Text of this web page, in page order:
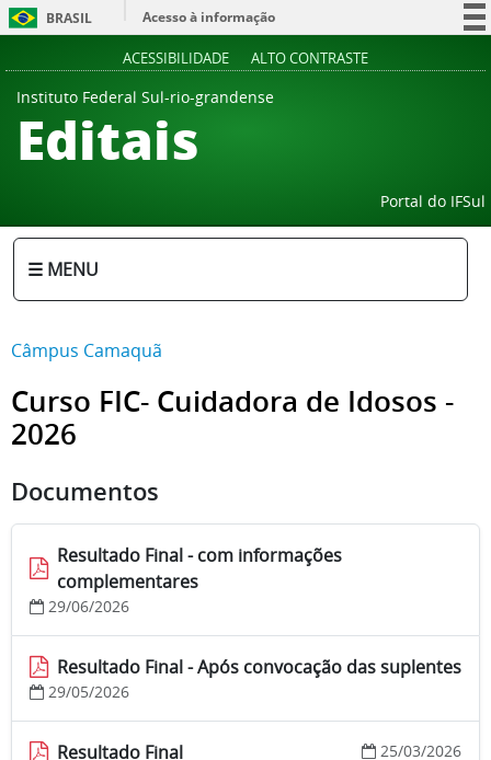
BRASIL
Acesso à informação
ACESSIBILIDADE ALTO CONTRASTE
Instituto Federal Sul-rio-grandense
Editais
Portal do IFSul
☰ MENU
Câmpus Camaquã
Curso FIC- Cuidadora de Idosos -
2026
Documentos
Resultado Final - com informações
complementares
29/06/2026
Resultado Final - Após convocação das suplentes
29/05/2026
Resultado Final 25/03/2026